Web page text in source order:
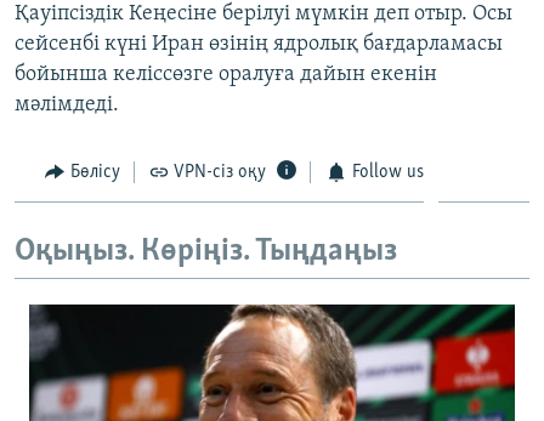
Қауіпсіздік Кеңесіне берілуі мүмкін деп отыр. Осы
сейсенбі күні Иран өзінің ядролық бағдарламасы
бойынша келіссөзге оралуға дайын екенін
мәлімдеді.
Бөлісу VPN-сіз оқу Follow us
Оқыңыз. Көріңіз. Тыңдаңыз